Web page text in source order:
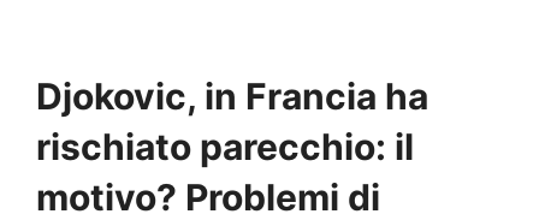
Djokovic, in Francia ha
rischiato parecchio: il
motivo? Problemi di